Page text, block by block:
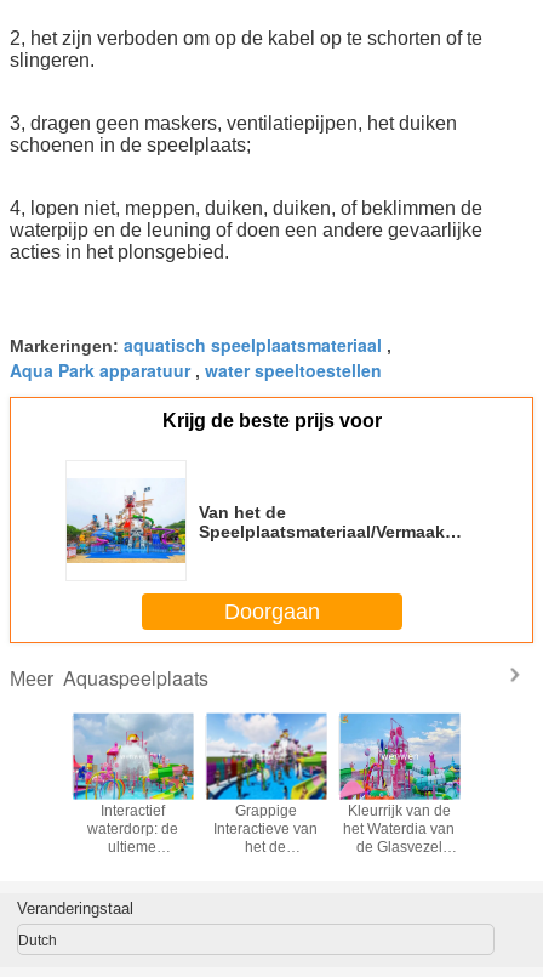
2, het zijn verboden om op de kabel op te schorten of te
slingeren.
3, dragen geen maskers, ventilatiepijpen, het duiken
schoenen in de speelplaats;
4, lopen niet, meppen, duiken, duiken, of beklimmen de
waterpijp en de leuning of doen een andere gevaarlijke
acties in het plonsgebied.
Markeringen: aquatisch speelplaatsmateriaal ,
Aqua Park apparatuur, water speeltoestellen
Krijg de beste prijs voor
Van het de
Speelplaatsmateriaal/Vermaak
Doorgaan
Meer Aquaspeelplaats
Interactief
waterdorp: de
ultieme
Grappige
Interactieve van
het de
het
Kleurrijk van de
het Waterdia van
de Glasvezel
Familie
Veranderingstaal
Dutch